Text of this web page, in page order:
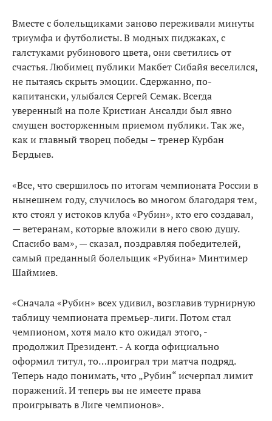
Вместе с болельщиками заново переживали минуты
триумфа и футболисты. В модных пиджаках, с
галстуками рубинового цвета, они светились от
счастья. Любимец публики Макбет Сибайя веселился,
не пытаясь скрыть эмоции. Сдержанно, по-
капитански, улыбался Сергей Семак. Всегда
уверенный на поле Кристиан Ансалди был явно
смущен восторженным приемом публики. Так же,
как и главный творец победы – тренер Курбан
Бердыев.
«Все, что свершилось по итогам чемпионата России в
нынешнем году, случилось во многом благодаря тем,
кто стоял у истоков клуба «Рубин», кто его создавал,
— ветеранам, которые вложили в него свою душу.
Спасибо вам», — сказал, поздравляя победителей,
самый преданный болельщик «Рубина» Минтимер
Шаймиев.
«Сначала «Рубин» всех удивил, возглавив турнирную
таблицу чемпионата премьер-лиги. Потом стал
чемпионом, хотя мало кто ожидал этого, -
продолжил Президент. - А когда официально
оформил титул, то…проиграл три матча подряд.
Теперь надо понимать, что „Рубин“ исчерпал лимит
поражений. И теперь вы не имеете права
проигрывать в Лиге чемпионов».